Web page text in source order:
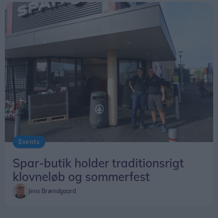
Events
Spar-butik holder traditionsrigt
klovneløb og sommerfest
Jens Brændgaard